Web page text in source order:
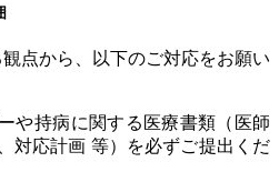
点から、以下のご対応をお願い
や持病に関する医療書類（医師
対応計画 等）を必ずご提出くだ